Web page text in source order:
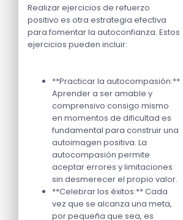
Realizar ejercicios de refuerzo
positivo es otra estrategia efectiva
para fomentar la autoconfianza. Estos
ejercicios pueden incluir:
**Practicar la autocompasión:**
Aprender a ser amable y
comprensivo consigo mismo
en momentos de dificultad es
fundamental para construir una
autoimagen positiva. La
autocompasión permite
aceptar errores y limitaciones
sin desmerecer el propio valor.
**Celebrar los éxitos:** Cada
vez que se alcanza una meta,
por pequeña que sea, es